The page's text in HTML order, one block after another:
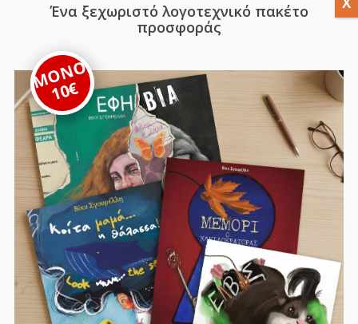
Ένα ξεχωριστό λογοτεχνικό πακέτο
προσφοράς
ΜΟΝΟ
10€